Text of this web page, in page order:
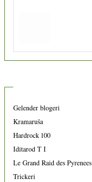
Gelender blogeri
Kramaruša
Hardrock 100
Iditarod T I
Le Grand Raid des Pyrenees
Trickeri